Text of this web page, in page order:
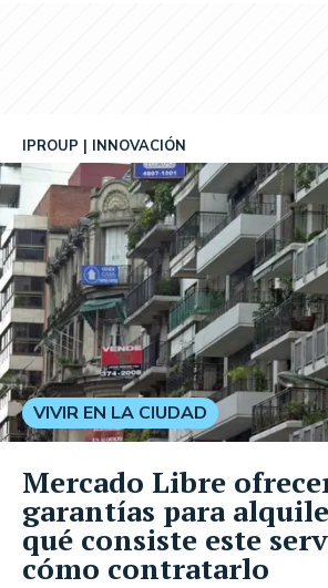
IPROUP INNOVACIÓN
VIVIR EN LA CIUDAD
Mercado Libre
garantías para
qué consiste este
cómo contratarlo